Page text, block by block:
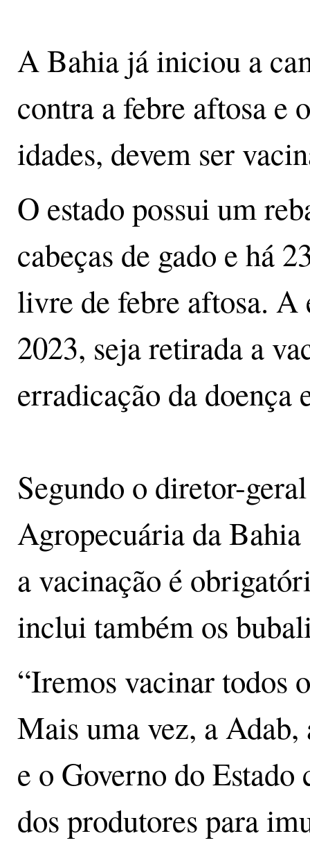
A Bahia já iniciou a
contra a febre aftosa e
idades, devem ser
O estado possui um
cabeças de gado e há
livre de febre aftosa. A
2023, seja retirada a
erradicação da
Segundo o diretor-
Agropecuária da
a vacinação é
inclui também os
“Iremos vacinar todos
Mais uma vez, a
e o Governo do
dos produtores para